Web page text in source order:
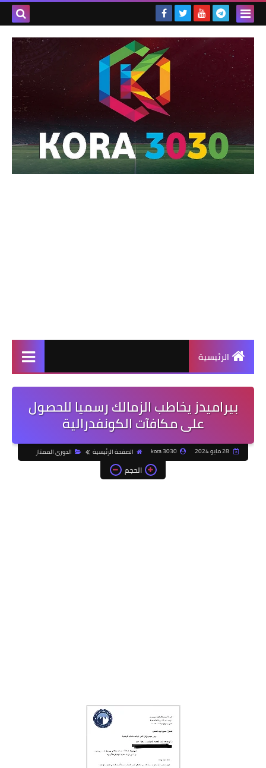
الرئيسية
بيراميدز يخاطب الزمالك رسميا للحصول
على مكافآت الكونفدرالية
28 مايو 2024 kora 3030 الصفحة الرئيسية الدوري الممتاز
الحجم